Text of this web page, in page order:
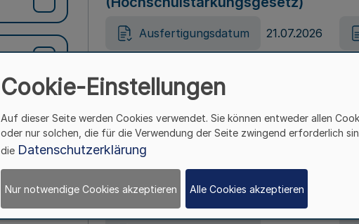
Ausfertigungsdatum 21.07.2026
Gesetz zur Vermeidung von
(Landesantidiskriminierungsgesetz –
Ausfertigungsdatum 21.07.2026
Gesetz zur Änderung des Online-
Cookie-Einstellungen
Auf dieser Seite werden Cookies verwendet. Sie können entweder allen
oder nur solchen, die für die Verwendung der Seite zwingend erforderlich
die Datenschutzerklärung
Nur notwendige Cookies akzeptieren Alle Cookies akzeptieren